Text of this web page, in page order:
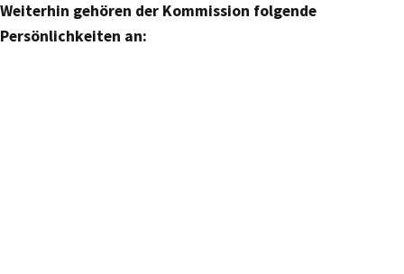
Weiterhin gehören der Kommission folgende
Persönlichkeiten an: